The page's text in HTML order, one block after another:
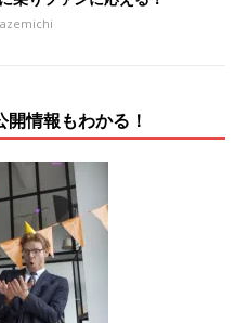
azemichi
情報もわかる！